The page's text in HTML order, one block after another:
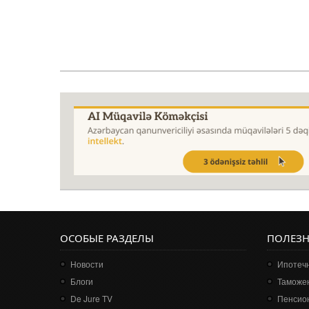
ОСОБЫЕ РАЗДЕЛЫ
Новости
Блоги
De Jure TV